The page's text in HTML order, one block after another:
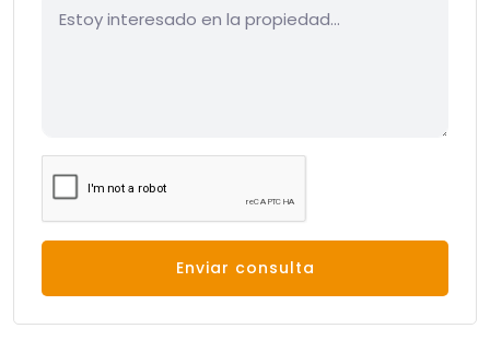
Enviar consulta